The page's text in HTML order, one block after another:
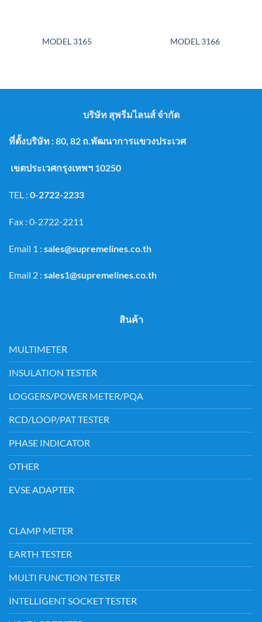
MODEL 3165 MODEL 3166
บริษัท สุพรีมไลนส์ จำกัด
ที่ตั้งบริษัท : 80, 82 ถ.พัฒนาการแขวงประเวศ
เขตประเวศกรุงเทพฯ 10250
TEL : 0-2722-2233
Fax : 0-2722-2211
Email 1 : sales@supremelines.co.th
Email 2 : sales1@supremelines.co.th
สินค้า
MULTIMETER
INSULATION TESTER
LOGGERS/POWER METER/PQA
RCD/LOOP/PAT TESTER
PHASE INDICATOR
OTHER
EVSE ADAPTER
CLAMP METER
EARTH TESTER
MULTI FUNCTION TESTER
INTELLIGENT SOCKET TESTER